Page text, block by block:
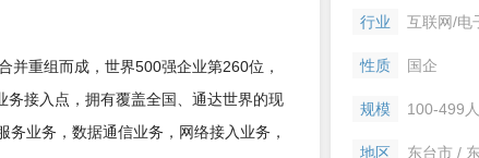
并重组而成，世界500强企业第260位，
接入点，拥有覆盖全国、通达世界的现
业务，数据通信业务，网络接入业务，
行业 互联网/电
性质 国企
规模 100-499人
地区 东台市 /